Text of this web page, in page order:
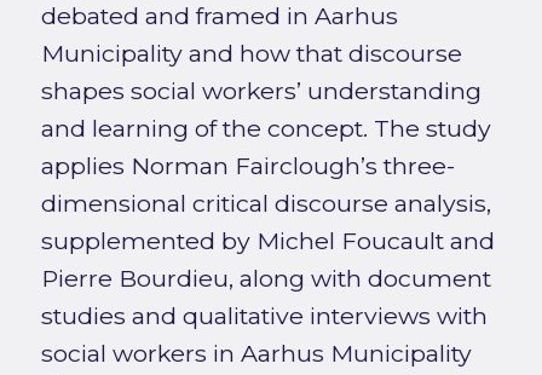
debated and framed in Aarhus
Municipality and how that discourse
shapes social workers’ understanding
and learning of the concept. The study
applies Norman Fairclough’s three-
dimensional critical discourse analysis,
supplemented by Michel Foucault and
Pierre Bourdieu, along with document
studies and qualitative interviews with
social workers in Aarhus Municipality